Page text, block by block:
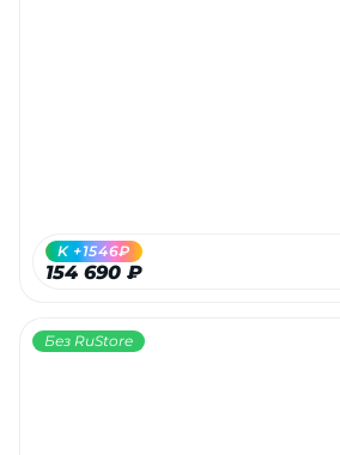
154 690 ₽
K +1546₽
Без RuStore